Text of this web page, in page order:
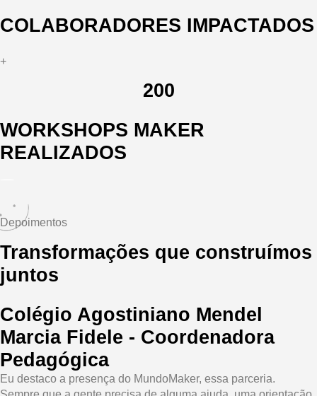
COLABORADORES IMPACTADOS
+
200
WORKSHOPS MAKER
REALIZADOS
Depoimentos
Transformações que construímos
juntos
Colégio Agostiniano Mendel
Marcia Fidele - Coordenadora
Pedagógica
Eu destaco a presença do MundoMaker, essa parceria.